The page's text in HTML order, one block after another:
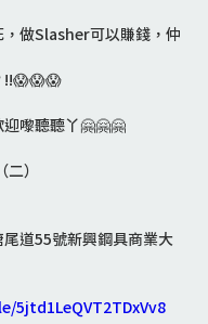
做Slasher可以賺錢，仲
!!😱😱😱
嚟聽聽丫🤗🤗🤗
）
尾道55號新興鋼具商業大
5jtd1LeQVT2TDxVv8